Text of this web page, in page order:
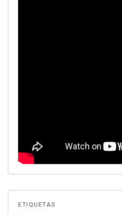
ETIQUETAS